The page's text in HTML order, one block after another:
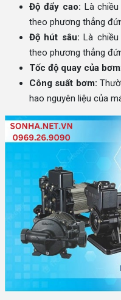
Độ đẩy cao: Là
theo phương thẳng
Độ hút sâu: Là
theo phương thẳng
Tốc độ quay của bơm
Công suất bơm:
hao nguyên liệu của